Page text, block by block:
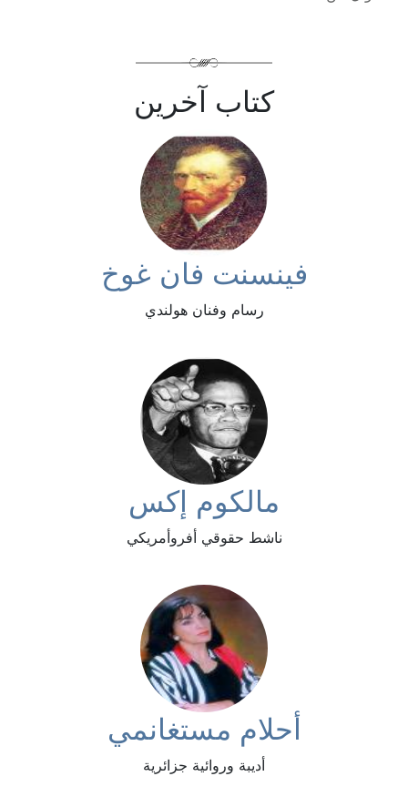
كتاب آخرين
فينسنت فان غوخ
رسام وفنان هولندي
مالكوم إكس
ناشط حقوقي أفروأمريكي
أحلام مستغانمي
أديبة وروائية جزائرية